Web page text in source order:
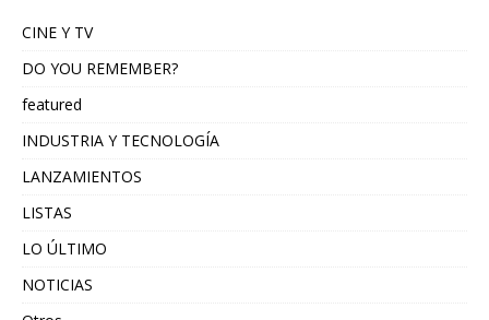
CINE Y TV
DO YOU REMEMBER?
featured
INDUSTRIA Y TECNOLOGÍA
LANZAMIENTOS
LISTAS
LO ÚLTIMO
NOTICIAS